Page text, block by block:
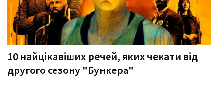
10 найцікавіших речей, яких чекати від
другого сезону "Бункера"